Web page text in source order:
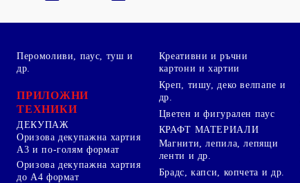
Перомоливи, паус, туш и
др.
ПРИЛОЖНИ
ТЕХНИКИ
ДЕКУПАЖ
Оризова декупажна хартия
А3 и по-голям формат
Оризова декупажна хартия
до А4 формат
Креативни и ръчни
картони и хартии
Креп, тишу, деко велпапе и
др.
Цветен и фигурален паус
КРАФТ МАТЕРИАЛИ
Магнити, лепила, лепящи
ленти и др.
Брадс, капси, копчета и др.